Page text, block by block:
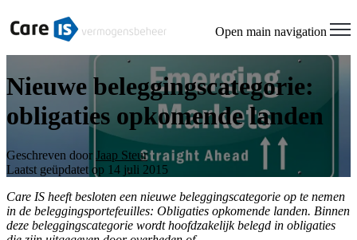
Open main navigation
Nieuwe beleggingscategorie:
obligaties opkomende landen
Geschreven door Jaap Steur
Laatst geüpdatet op 14 juli 2015
Care IS heeft besloten een nieuwe beleggingscategorie op te nemen
in de beleggingsportefeuilles: Obligaties opkomende landen. Binnen
deze beleggingscategorie wordt hoofdzakelijk belegd in obligaties